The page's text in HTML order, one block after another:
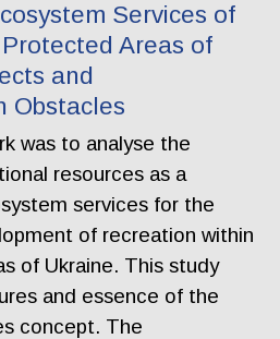
Services of
Areas of
and
Obstacles
was to analyse the
resources as a
services for the
of recreation within
of Ukraine. This study
and essence of the
concept. The